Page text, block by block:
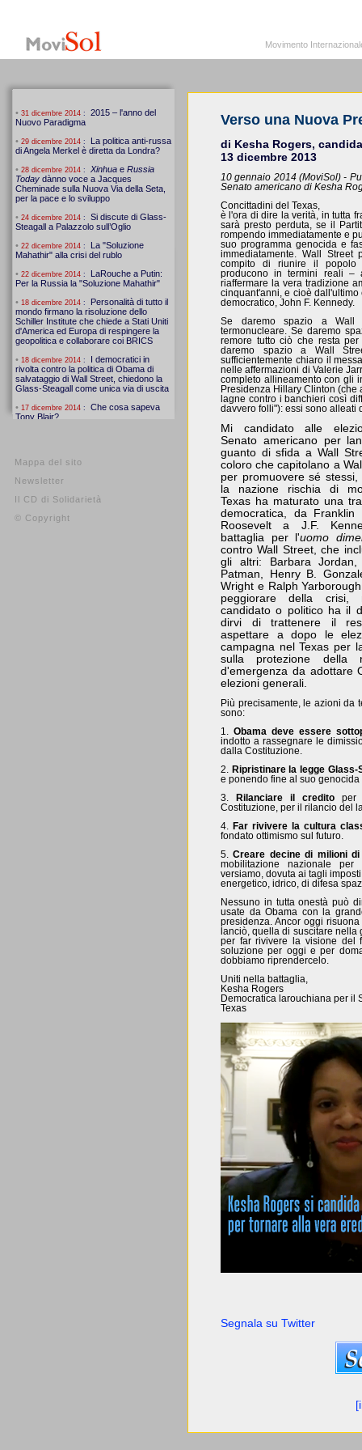
Mappa del sito
Newsletter
Il CD di Solidarietà
© Copyright
Movimento
Verso una Nuova
di Kesha Rogers,
13 dicembre 2013
10 gennaio 2014 (MoviSol) -
Senato americano di Kesha
Concittadini del Texas,
è l'ora di dire la verità, in tutta
sarà presto perduta, se il
rompendo immediatamente e
suo programma genocida e
immediatamente. Wall
compito di riunire il popolo
producono in termini reali –
riaffermare la vera tradizione
cinquant'anni, e cioè
democratico, John F. Kennedy.
Se daremo spazio a Wall
termonucleare. Se daremo
remore tutto ciò che resta
daremo spazio a Wall
sufficientemente chiaro il
nelle affermazioni di Valerie
completo allineamento con gli
Presidenza Hillary Clinton (che
lagne contro i banchieri così
davvero folli"): essi sono alleati
Mi candidato alle
Senato americano per
guanto di sfida a Wall
coloro che capitolano a
per promuovere sé stessi,
la nazione rischia di
Texas ha maturato una
democratica, da Franklin
Roosevelt a J.F.
battaglia per l'uomo
contro Wall Street, che
gli altri: Barbara Jordan,
Patman, Henry B.
Wright e Ralph
peggiorare della crisi,
candidato o politico ha il
dirvi di trattenere il
aspettare a dopo le
campagna nel Texas per
sulla protezione della
d'emergenza da adottare
elezioni generali.
Più precisamente, le azioni da
sono:
1.Obama deve essere
indotto a rassegnare le
dalla Costituzione.
2.
Ripristinare la legge Glass-
e ponendo fine al suo genocida
3.
Rilanciare il credito per
Costituzione, per il rilancio del
4.
Far rivivere la cultura
fondato ottimismo sul futuro.
5.Creare decine di milioni
mobilitazione nazionale
versiamo, dovuta ai tagli
energetico, idrico, di difesa
Nessuno in tutta onestà può
usate da Obama con la
presidenza. Ancor oggi
lanciò, quella di suscitare
per far rivivere la visione del
soluzione per oggi e per
dobbiamo riprendercelo.
Uniti nella battaglia,
Kesha Rogers
Democratica larouchiana per il
Texas
Segnala su Twitter